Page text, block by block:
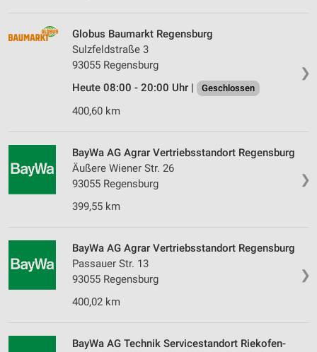
❯
Globus Baumarkt Regensburg
Sulzfeldstraße 3
93055 Regensburg
Heute 08:00 - 20:00 Uhr |
Geschlossen
400,60 km
❯
BayWa AG Agrar Vertriebsstandort Regensburg
Äußere Wiener Str. 26
93055 Regensburg
399,55 km
❯
BayWa AG Agrar Vertriebsstandort Regensburg
Passauer Str. 13
93055 Regensburg
400,02 km
BayWa AG Technik Servicestandort Riekofen-